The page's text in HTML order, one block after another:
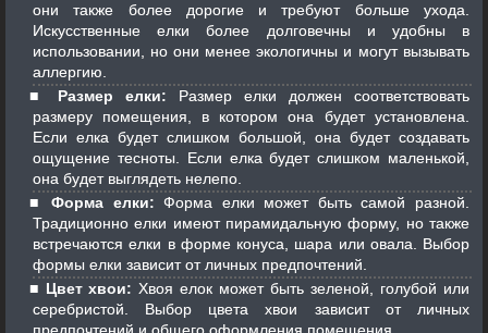
они также более дорогие и требуют больше ухода.
Искусственные елки более долговечны и удобны в
использовании, но они менее экологичны и могут вызывать
аллергию.
Размер елки: Размер елки должен соответствовать
размеру помещения, в котором она будет установлена.
Если елка будет слишком большой, она будет создавать
ощущение тесноты. Если елка будет слишком маленькой,
она будет выглядеть нелепо.
Форма елки: Форма елки может быть самой разной.
Традиционно елки имеют пирамидальную форму, но также
встречаются елки в форме конуса, шара или овала. Выбор
формы елки зависит от личных предпочтений.
Цвет хвои: Хвоя елок может быть зеленой, голубой или
серебристой. Выбор цвета хвои зависит от личных